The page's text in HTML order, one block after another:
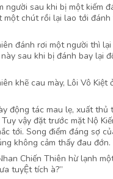
người sau khi bị một kiếm
một chút rồi lại lao tới đánh
đánh rơi một người thì
sau khi bị đánh bay lại
khẽ cau mày, Lôi Vô
động tác mau lẹ, xuất thủ
vậy đặt trước mặt Nộ
tới. Song điểm đáng sợ
không cảm thấy đau đớn.
Chiến Thiên hừ lạnh
tuyỆt tích à?”